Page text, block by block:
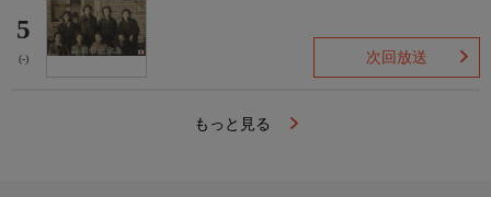
5
(-) 次回放送
もっと見る